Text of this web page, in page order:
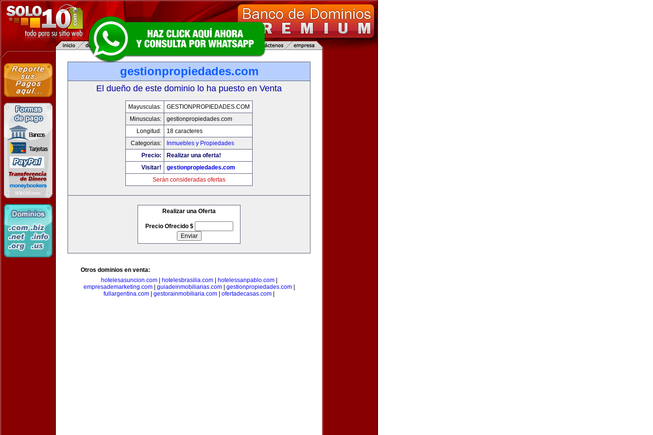
gestionpropiedades.com
El dueño de este dominio lo ha puesto en Venta
Mayusculas:
GESTIONPROPIEDADES.COM
Minusculas:
gestionpropiedades.com
Longitud:
18 caracteres
Categorias:
Inmuebles y Propiedades
Precio:
Realizar una oferta!
Visitar!
gestionpropiedades.com
Serán consideradas ofertas
Realizar una Oferta
Precio Ofrecido $
Otros dominios en venta:
hotelesasuncion.com| hotelesbrasilia.com| hotelessanpablo.com|
empresademarketing.com| guiadeinmobiliarias.com| gestionpropiedades.com|
fullargentina.com
gestorainmobiliaria.com ofertadecasas.com